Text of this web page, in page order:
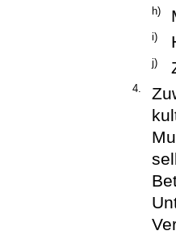
h)
i)
j)
4.